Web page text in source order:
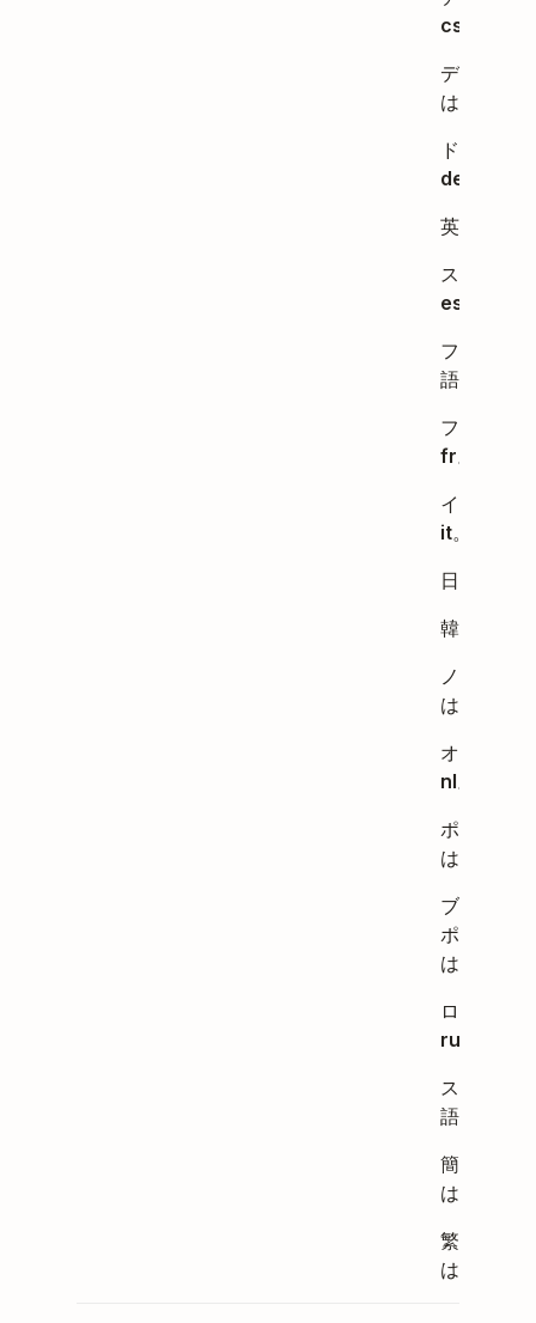
cs
デンマー
は
ドイツ語は
de
英語は
スペイン
es
フィンラ
語は
フランス
fr。
イタリア
it。
日本語は
韓国語は
ノルウェ
は
オランダ
nl。
ポーラン
は
ブラジリ
ポルトガ
は
ロシア語は
ru
スウェー
語は
簡体字中
は
繁体字中
は